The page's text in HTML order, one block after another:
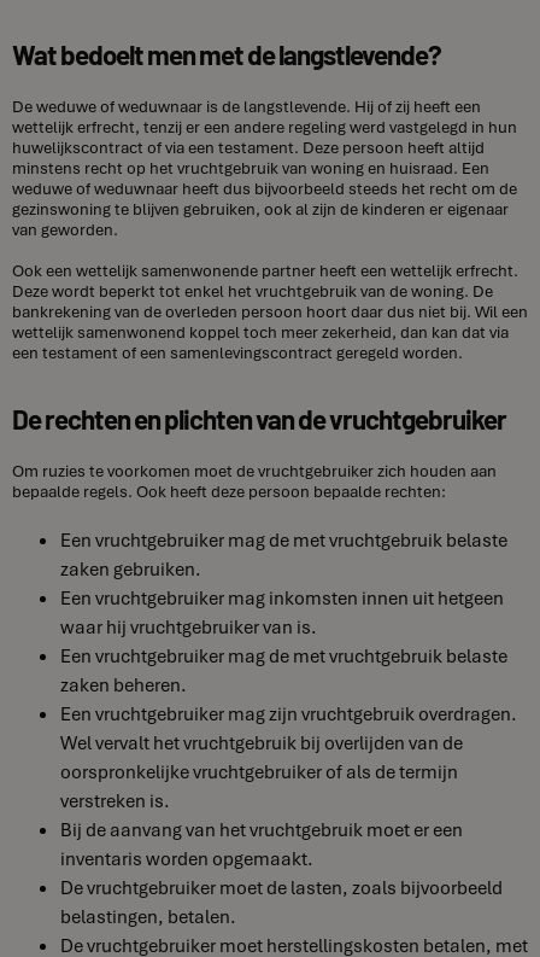
Wat bedoelt men met de langstlevende?
De weduwe of weduwnaar is de langstlevende. Hij of zij heeft een
wettelijk erfrecht, tenzij er een andere regeling werd vastgelegd in hun
huwelijkscontract of via een testament. Deze persoon heeft altijd
minstens recht op het vruchtgebruik van woning en huisraad. Een
weduwe of weduwnaar heeft dus bijvoorbeeld steeds het recht om de
gezinswoning te blijven gebruiken, ook al zijn de kinderen er eigenaar
van geworden.
Ook een wettelijk samenwonende partner heeft een wettelijk erfrecht.
Deze wordt beperkt tot enkel het vruchtgebruik van de woning. De
bankrekening van de overleden persoon hoort daar dus niet bij. Wil een
wettelijk samenwonend koppel toch meer zekerheid, dan kan dat via
een testament of een samenlevingscontract geregeld worden.
De rechten en plichten van de vruchtgebruiker
Om ruzies te voorkomen moet de vruchtgebruiker zich houden aan
bepaalde regels. Ook heeft deze persoon bepaalde rechten:
Een vruchtgebruiker mag de met vruchtgebruik belaste
zaken gebruiken.
Een vruchtgebruiker mag inkomsten innen uit hetgeen
waar hij vruchtgebruiker van is.
Een vruchtgebruiker mag de met vruchtgebruik belaste
zaken beheren.
Een vruchtgebruiker mag zijn vruchtgebruik overdragen.
Wel vervalt het vruchtgebruik bij overlijden van de
oorspronkelijke vruchtgebruiker of als de termijn
verstreken is.
Bij de aanvang van het vruchtgebruik moet er een
inventaris worden opgemaakt.
De vruchtgebruiker moet de lasten, zoals bijvoorbeeld
belastingen, betalen.
De vruchtgebruiker moet herstellingskosten betalen, met